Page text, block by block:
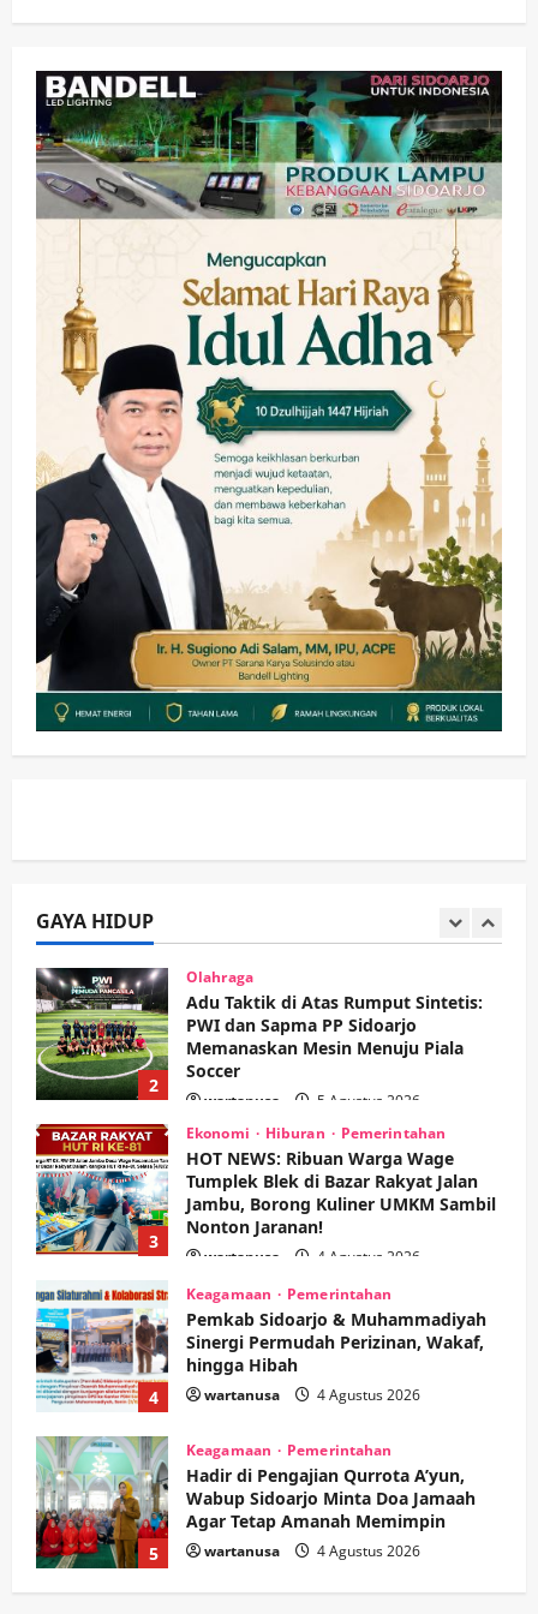
GAYA HIDUP
Olahraga
Adu Taktik di Atas Rumput Sintetis:
Memanaskan Mesin Menuju Piala
Soccer
wartanusa 5 Agustus 2026
3
Ekonomi Hiburan Pemerintahan
HOT NEWS: Ribuan Warga Wage
Tumplek Blek di Bazar Rakyat Jalan
Jambu, Borong Kuliner UMKM Sambil
Nonton Jaranan!
wartanusa 4 Agustus 2026
4
Keagamaan Pemerintahan
Pemkab Sidoarjo & Muhammadiyah
Sinergi Permudah Perizinan, Wakaf,
hingga Hibah
wartanusa 4 Agustus 2026
Keagamaan Pemerintahan
Hadir di Pengajian Qurrota A’yun,
Wabup Sidoarjo Minta Doa Jamaah
1
Jaminan Rp 100 Juta?
wartanusa
2
Olahraga
Adu Taktik di Atas Rumput Sintetis:
PWI dan Sapma PP Sidoarjo
Memanaskan Mesin Menuju Piala
Soccer
wartanusa 5 Agustus 2026
3
Ekonomi Hiburan Pemerintahan
HOT NEWS: Ribuan Warga Wage
Tumplek Blek di Bazar Rakyat Jalan
Jambu, Borong Kuliner UMKM Sambil
Nonton Jaranan!
wartanusa 4 Agustus 2026
4
Keagamaan Pemerintahan
Pemkab Sidoarjo & Muhammadiyah
Sinergi Permudah Perizinan, Wakaf,
hingga Hibah
wartanusa 4 Agustus 2026
5
Keagamaan Pemerintahan
Hadir di Pengajian Qurrota A’yun,
Wabup Sidoarjo Minta Doa Jamaah
Agar Tetap Amanah Memimpin
wartanusa 4 Agustus 2026